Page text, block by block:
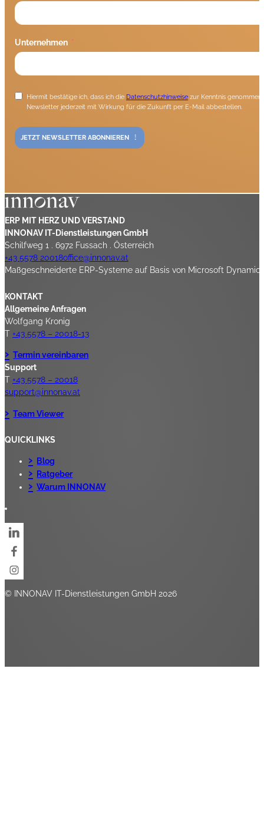
Unternehmen
Hiermit bestätige ich, dass ich die Datenschutzhinweise zur Kenntnis
Newsletter jederzeit mit Wirkung für die Zukunft per E-Mail abbestellen.
JETZT NEWSLETTER ABONNIEREN
ERP MIT HERZ UND VERSTAND
INNONAV IT-Dienstleistungen GmbH
Schilfweg 1 . 6972 Fussach . Österreich
+43 5578 20018office@innonav.at
Maßgeschneiderte ERP-Systeme auf Basis von Microsoft
KONTAKT
Allgemeine Anfragen
Wolfgang Kronig
T +43 5578 – 20018-13
Termin vereinbaren
Support
T +43 5578 – 20018
support@innonav.at
Team Viewer
QUICKLINKS
Blog
Ratgeber
Warum INNONAV
© INNONAV IT-Dienstleistungen GmbH 2026